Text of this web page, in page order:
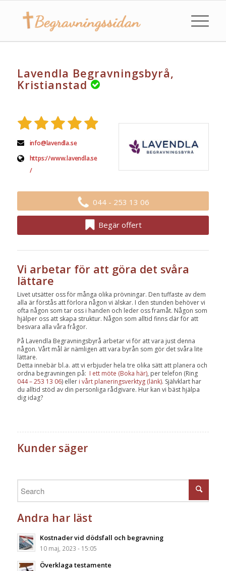
Lavendla Begravningsbyrå,
Kristianstad
info@lavendla.se
https://www.lavendla.se
/
044 - 253 13 06
Begär offert
Vi arbetar för att göra det svåra
lättare
Livet utsätter oss för många olika prövningar. Den tuffaste av dem
alla är förstås att förlora någon vi älskar. I den stunden behöver vi
ofta någon som tar oss i handen och leder oss framåt. Någon som
hjälper oss att skapa struktur. Någon som alltid finns där för att
besvara alla våra frågor.
På Lavendla Begravningsbyrå arbetar vi för att vara just denna
någon. Vårt mål är nämligen att vara byrån som gör det svåra lite
lättare.
Detta innebär bl.a. att vi erbjuder hela tre olika sätt att planera och
ordna begravningen på: I ett möte (Boka här), per telefon (Ring
044 – 253 13 06) eller i vårt planeringsverktyg (länk). Självklart har
du alltid stöd av din personliga rådgivare. Hur kan vi bäst hjälpa
dig idag?
Kunder säger
Andra har läst
Kostnader vid dödsfall och begravning
10 maj, 2023 - 15:05
Överklaga testamente